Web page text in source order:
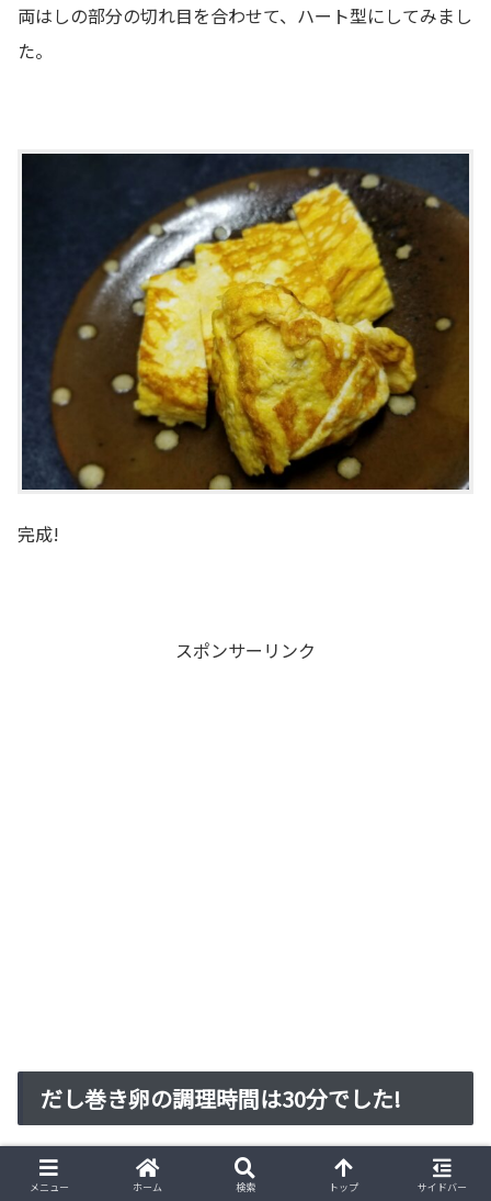
両はしの部分の切れ目を合わせて、ハート型にしてみまし
た。
完成!
スポンサーリンク
だし巻き卵の調理時間は30分でした!
メニュー ホーム 検索 トップ サイドバー